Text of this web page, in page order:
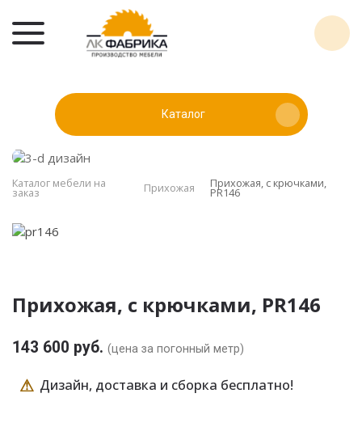
Каталог
Каталог мебели на
заказ Прихожая Прихожая, с крючками,
PR146
Прихожая, с крючками, PR146
143 600 руб. (цена за погонный метр)
⚠ Дизайн, доставка и сборка бесплатно!